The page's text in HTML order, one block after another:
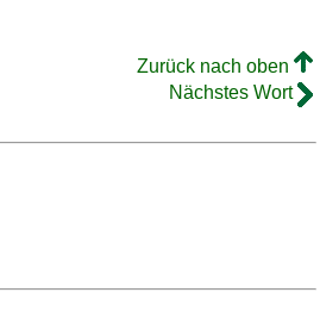
Zurück nach oben
Nächstes Wort